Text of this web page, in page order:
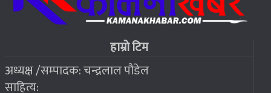
२०७६ बैशाख १३, शुक्रबार
फोरम सुनसरीको अध्यक्षमा खत्वे विजयी
२०७६ बैशाख १३, शुक्रबार
हाम्रो टिम
अध्यक्ष /सम्पादक: चन्द्रलाल पौडेल
साहित्य: